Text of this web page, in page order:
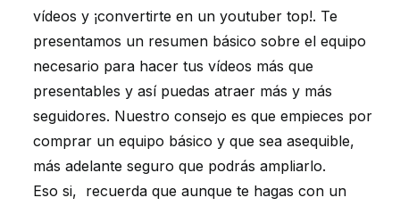
vídeos y ¡convertirte en un youtuber top!. Te
presentamos un resumen básico sobre el equipo
necesario para hacer tus vídeos más que
presentables y así puedas atraer más y más
seguidores. Nuestro consejo es que empieces por
comprar un equipo básico y que sea asequible,
más adelante seguro que podrás ampliarlo.
Eso si, recuerda que aunque te hagas con un